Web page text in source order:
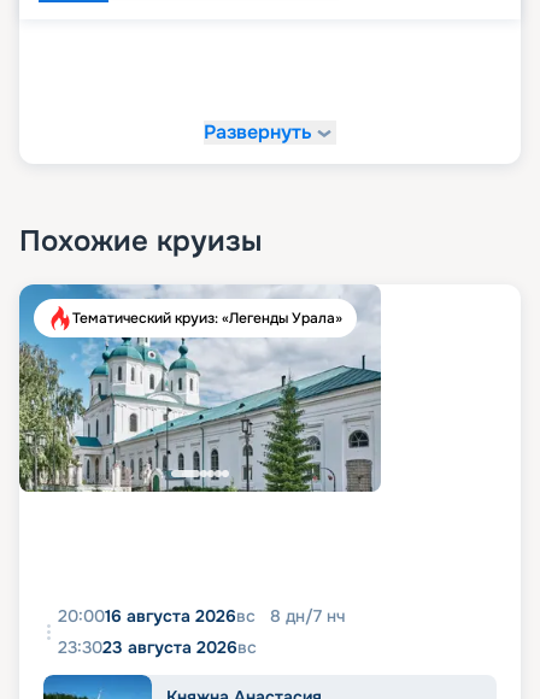
Развернуть
Похожие круизы
Тематический круиз: «Легенды Урала»
20:0016 августа 2026вс 8 дн/7 нч
23:3023 августа 2026вс